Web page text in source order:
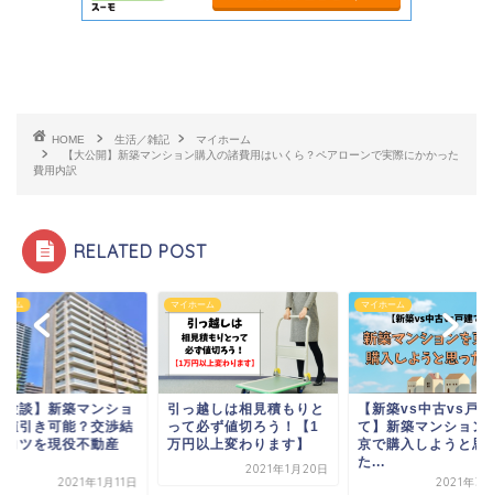
HOME 生活／雑記
マイホーム
【大公開】新築マンション購入の諸費用はいくら？ペアローンで実際にかかった
費用内訳
RELATED POST
ーム
験談】新築マンショ
値引き可能？交渉結
コツを現役不動産
2021年1月11日
マイホーム
引っ越しは相見積もりと
って必ず値切ろう！【1
万円以上変わります】
2021年1月20日
マイホーム
【新築vs中古vs戸建
て】新築マンション
京で購入しようと思
た...
2021年3